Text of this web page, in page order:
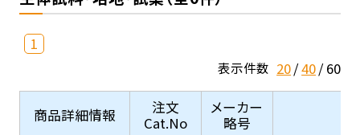
1
表示件数 20 40 60
商品詳細情報
注文
Cat.No
メーカー
略号